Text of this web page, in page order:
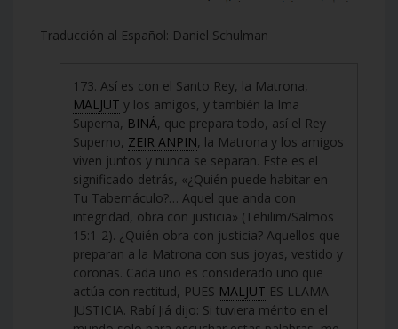
Traducción al Español: Daniel Schulman
173. Así es con el Santo Rey, la Matrona,
MALJUT y los amigos, y también la Ima
Superna, BINÁ, que prepara todo, así el Rey
Superno, ZEIR ANPIN, la Matrona y los amigos
viven juntos y nunca se separan. Este es el
significado detrás, «¿Quién puede habitar en
Tu Tabernáculo?… Aquel que anda con
integridad, obra con justicia» (Tehilim/Salmos
15:1-2). ¿Quién obra con justicia? Aquellos que
preparan a la Matrona con sus joyas, vestido y
coronas. Cada uno es considerado uno que
actúa con rectitud, PUES MALJUT ES LLAMA
JUSTICIA. Rabí Jiá dijo: Si tuviera mérito en el